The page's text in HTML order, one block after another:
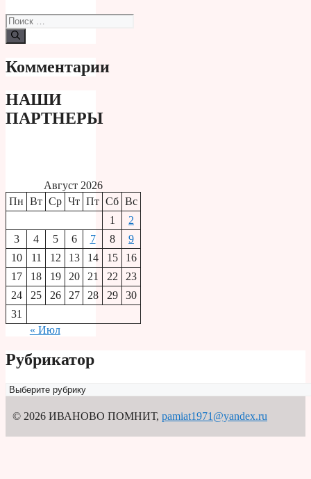
Поиск:
Комментарии
НАШИ
ПАРТНЕРЫ
Август 2026
Пн Вт Ср Чт Пт Сб Вс
1
2
3
4 5 6 7 8
9
10
11 12 13 14 15
16
17
18 19 20 21 22
23
24
25 26 27 28 29
30
31
« Июл
Рубрикатор
Рубрикатор
© 2026 ИВАНОВО ПОМНИТ, pamiat1971@yandex.ru